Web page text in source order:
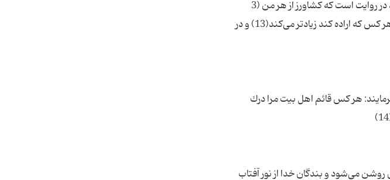
پیشرفتهای كشاورزی و دامداری قبل از ظهور نسبت به بعد از آن چیزی محسوب نمی‌شوند در روایت است كه كشاورز از هر من (3
كیلو) صد من محصول بدست می‌آورد و در هر سنبلی صد دانه عمل ‌می‌آید و خداوند برای هر كس كه اراده كند زیادتر می‌كند(13) و در
هر كس قائم اهل بیت مرا درك
روشن می‌شود و بندگان خدا از نور آفتاب